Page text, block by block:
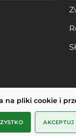
na pliki cookie i
AKCEPTUJ